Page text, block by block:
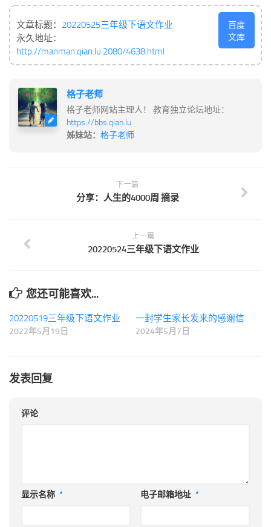
文章标题： 20220525三年级下语文作业
永久地址：
http://manman.qian.lu:2080/4638.html
百度
文库
格子老师
格子老师网站主理人！ 教育独立论坛地址：
https://bbs.qian.lu
姊妹站： 格子老师
下一篇
分享：人生的4000周 摘录
上一篇
20220524三年级下语文作业
您还可能喜欢...
20220519三年级下语文作业
2022年5月19日
一封学生家长发来的感谢信
2024年5月7日
发表回复
评论
显示名称 * 电子邮箱地址 *